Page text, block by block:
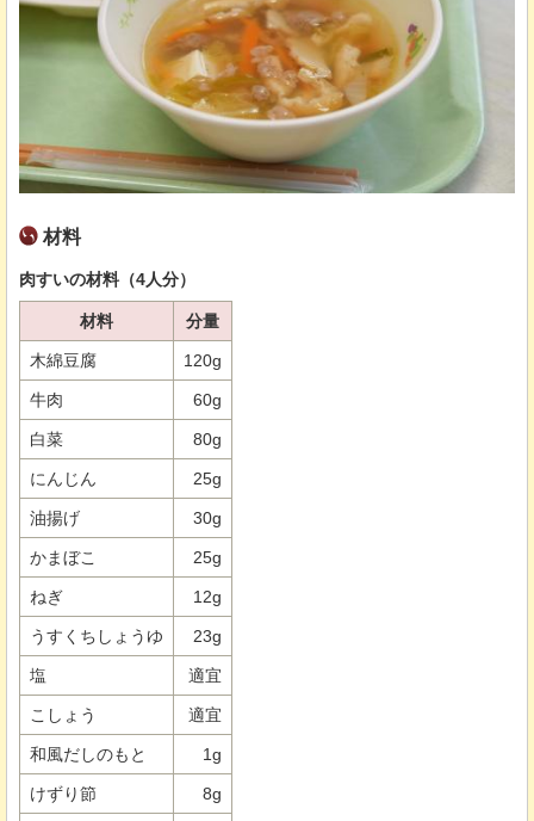
材料
肉すいの材料（4人分）
材料 分量
木綿豆腐 120g
牛肉 60g
白菜 80g
にんじん 25g
油揚げ 30g
かまぼこ 25g
ねぎ 12g
うすくちしょうゆ 23g
塩 適宜
こしょう 適宜
和風だしのもと 1g
けずり節 8g